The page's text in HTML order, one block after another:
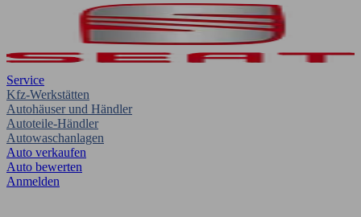
Service
Kfz-Werkstätten
Autohäuser und Händler
Autoteile-Händler
Autowaschanlagen
Auto verkaufen
Auto bewerten
Anmelden